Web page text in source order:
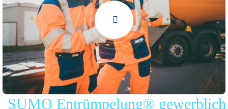
SUMO Entrümpelung® gewerblich